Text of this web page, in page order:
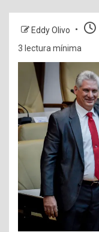
Eddy Olivo
3 lectura mínima